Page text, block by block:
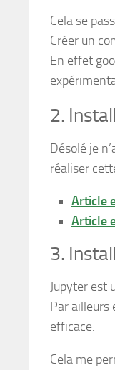
Cela se
Créer un
En effet
2.
Désolé je
réaliser
Article
Article
3.
Jupyter est
Par ailleurs
efficace.
Cela me